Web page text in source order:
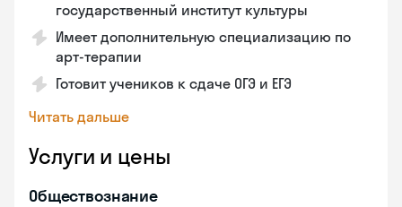
государственный институт культуры
Имеет дополнительную специализацию по
арт-терапии
Готовит учеников к сдаче ОГЭ и ЕГЭ
Читать дальше
Услуги и цены
Обществознание